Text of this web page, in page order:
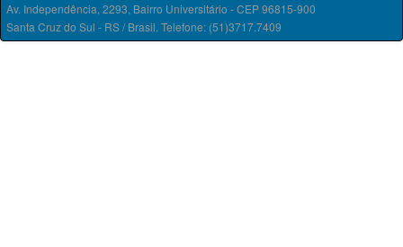
Av. Independência, 2293, Bairro Universitário - CEP 96815-900
Santa Cruz do Sul - RS / Brasil. Telefone: (51)3717.7409